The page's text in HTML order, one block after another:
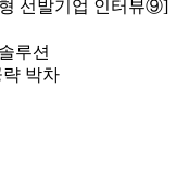
선발기업 인터뷰⑨]
루션
박차